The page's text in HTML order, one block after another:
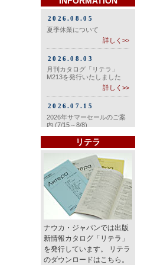
リテラ
ナウカ・ジャパンでは出版
新情報カタログ「リテラ」
を発行しています。 リテラ
のダウンロードはこちら。